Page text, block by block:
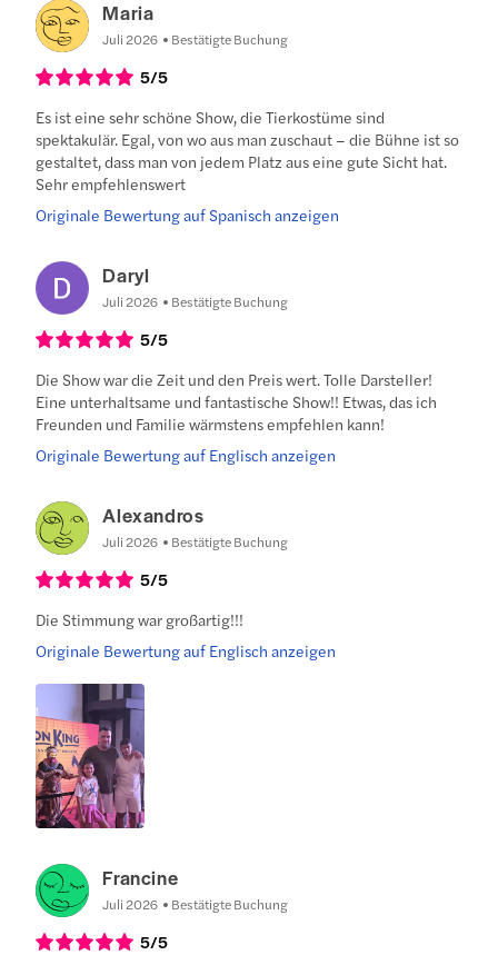
Maria
Juli 2026 Bestätigte Buchung
5/5
Es ist eine sehr schöne Show, die Tierkostüme sind
spektakulär. Egal, von wo aus man zuschaut – die Bühne ist so
gestaltet, dass man von jedem Platz aus eine gute Sicht hat.
Sehr empfehlenswert
Originale Bewertung auf Spanisch anzeigen
Daryl
Juli 2026 Bestätigte Buchung
5/5
Die Show war die Zeit und den Preis wert. Tolle Darsteller!
Eine unterhaltsame und fantastische Show!! Etwas, das ich
Freunden und Familie wärmstens empfehlen kann!
Originale Bewertung auf Englisch anzeigen
Alexandros
Juli 2026 Bestätigte Buchung
5/5
Die Stimmung war großartig!!!
Originale Bewertung auf Englisch anzeigen
Francine
Juli 2026 Bestätigte Buchung
5/5